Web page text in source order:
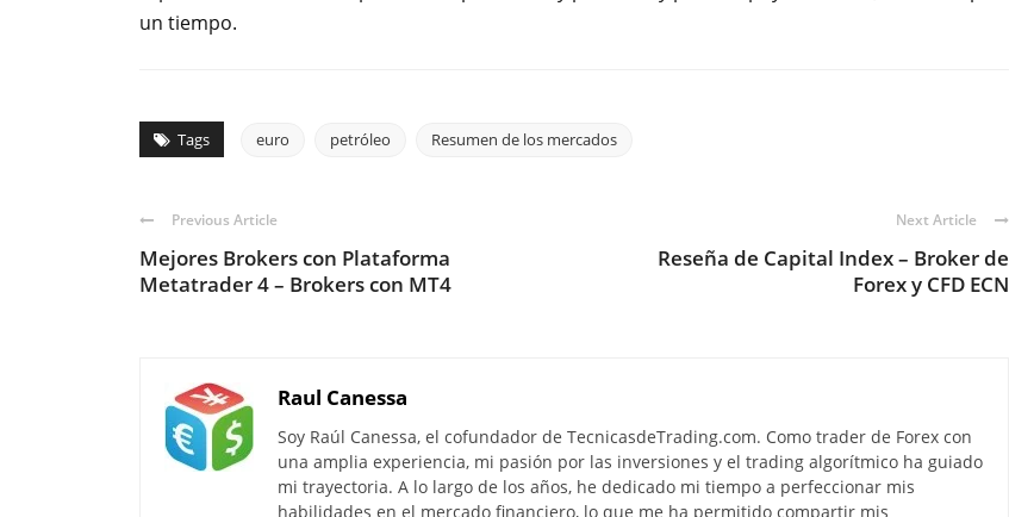
un tiempo.
Tags euro petróleo Resumen de los mercados
Previous Article
Mejores Brokers con Plataforma
Metatrader 4 – Brokers con MT4
Next Article
Reseña de Capital Index – Broker de
Forex y CFD ECN
Raul Canessa
Soy Raúl Canessa, el cofundador de TecnicasdeTrading.com. Como trader de Forex con
una amplia experiencia, mi pasión por las inversiones y el trading algorítmico ha guiado
mi trayectoria. A lo largo de los años, he dedicado mi tiempo a perfeccionar mis
habilidades en el mercado financiero, lo que me ha permitido compartir mis